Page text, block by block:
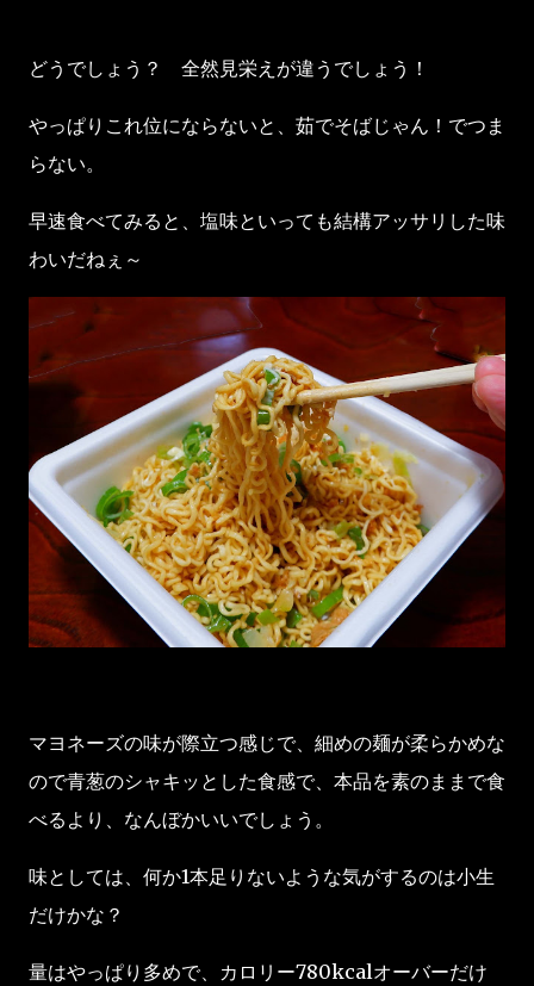
どうでしょう？ 全然見栄えが違うでしょう！
やっぱりこれ位にならないと、茹でそばじゃん！でつま
らない。
早速食べてみると、塩味といっても結構アッサリした味
わいだねぇ～
マヨネーズの味が際立つ感じで、細めの麺が柔らかめな
ので青葱のシャキッとした食感で、本品を素のままで食
べるより、なんぼかいいでしょう。
味としては、何か1本足りないような気がするのは小生
だけかな？
量はやっぱり多めで、カロリー780kcalオーバーだけ